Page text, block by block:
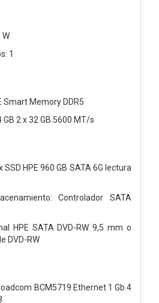
W
1
Smart Memory DDR5
2 x 32 GB 5600 MT/s
HPE 960 GB SATA 6G lectura
Controlador SATA
HPE SATA DVD-RW 9,5 mm o
DVD-RW
BCM5719 Ethernet 1 Gb 4